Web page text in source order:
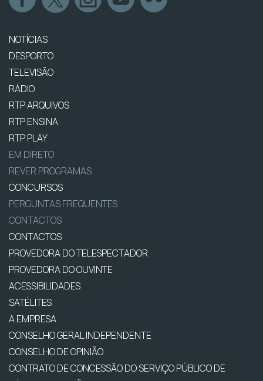
NOTÍCIAS
DESPORTO
TELEVISÃO
RÁDIO
RTP ARQUIVOS
RTP ENSINA
RTP PLAY
EM DIRETO
REVER PROGRAMAS
CONCURSOS
PERGUNTAS FREQUENTES
CONTACTOS
CONTACTOS
PROVEDORA DO TELESPECTADOR
PROVEDORA DO OUVINTE
ACESSIBILIDADES
SATÉLITES
A EMPRESA
CONSELHO GERAL INDEPENDENTE
CONSELHO DE OPINIÃO
CONTRATO DE CONCESSÃO DO SERVIÇO PÚBLICO DE